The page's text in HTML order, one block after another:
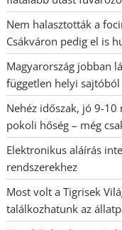
Nem halasztották a
Csákváron pedig el is
Magyarország jobban
független helyi
Nehéz időszak, jó 9-
pokoli hőség – még
Elektronikus aláírás
rendszerekhez
Most volt a Tigrisek
találkozhatunk az